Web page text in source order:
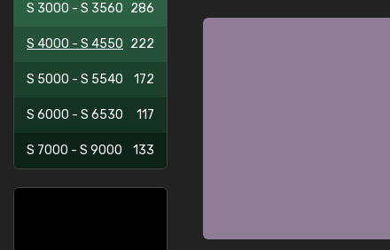
S 3000 - S 3560 286
S 4000 - S 4550 222
S 5000 - S 5540 172
S 6000 - S 6530 117
S 7000 - S 9000 133